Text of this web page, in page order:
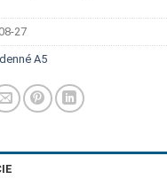
27
A5